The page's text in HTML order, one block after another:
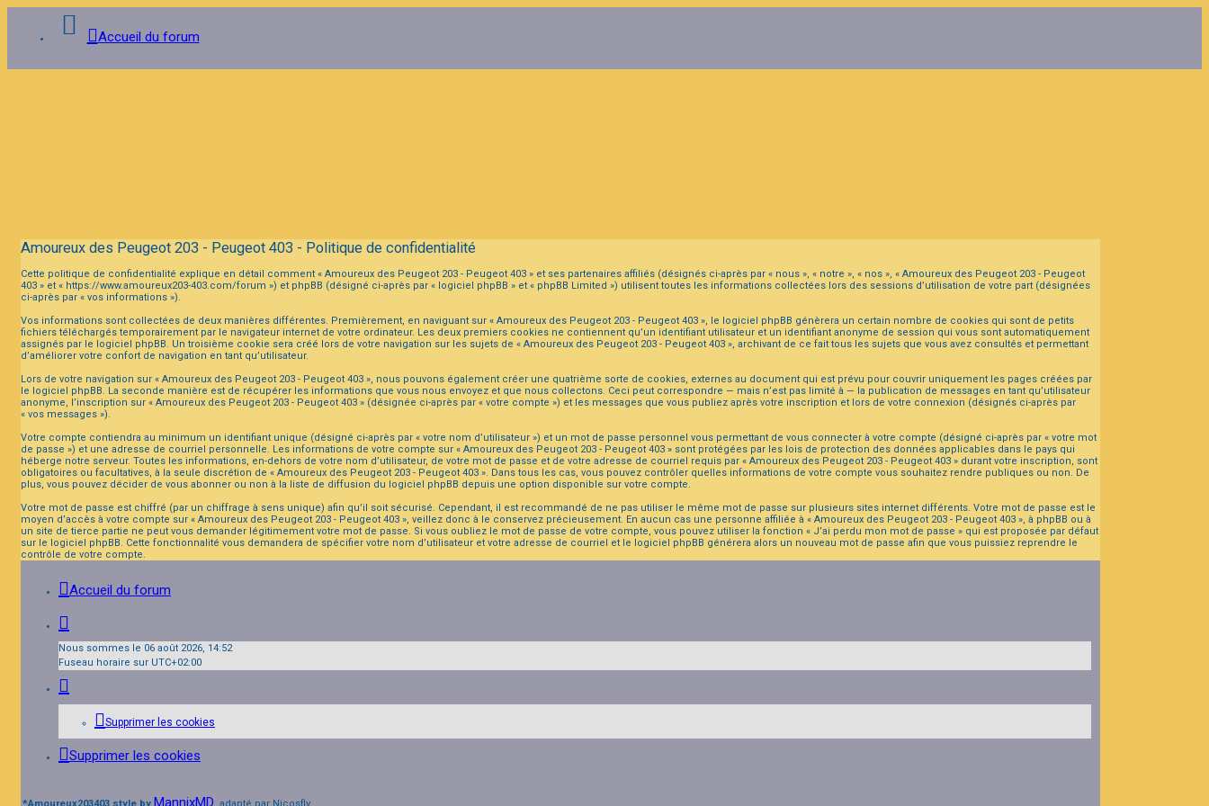
Accueil du forum
Amoureux des Peugeot 203 - Peugeot 403 - Politique de confidentialité
Cette politique de confidentialité explique en détail comment « Amoureux des Peugeot 203 - Peugeot 403 » et ses partenaires affiliés (désignés ci-après par « nous », « notre », « nos », « Amoureux des Peugeot 203 - Peugeot
403 » et « https://www.amoureux203-403.com/forum ») et phpBB (désigné ci-après par « logiciel phpBB » et « phpBB Limited ») utilisent toutes les informations collectées lors des sessions d’utilisation de votre part (désignées
ci-après par « vos informations »).
Vos informations sont collectées de deux manières différentes. Premièrement, en naviguant sur « Amoureux des Peugeot 203 - Peugeot 403 », le logiciel phpBB génèrera un certain nombre de cookies qui sont de petits
fichiers téléchargés temporairement par le navigateur internet de votre ordinateur. Les deux premiers cookies ne contiennent qu’un identifiant utilisateur et un identifiant anonyme de session qui vous sont automatiquement
assignés par le logiciel phpBB. Un troisième cookie sera créé lors de votre navigation sur les sujets de « Amoureux des Peugeot 203 - Peugeot 403 », archivant de ce fait tous les sujets que vous avez consultés et permettant
d’améliorer votre confort de navigation en tant qu’utilisateur.
Lors de votre navigation sur « Amoureux des Peugeot 203 - Peugeot 403 », nous pouvons également créer une quatrième sorte de cookies, externes au document qui est prévu pour couvrir uniquement les pages créées par
le logiciel phpBB. La seconde manière est de récupérer les informations que vous nous envoyez et que nous collectons. Ceci peut correspondre — mais n’est pas limité à — la publication de messages en tant qu’utilisateur
anonyme, l’inscription sur « Amoureux des Peugeot 203 - Peugeot 403 » (désignée ci-après par « votre compte ») et les messages que vous publiez après votre inscription et lors de votre connexion (désignés ci-après par
« vos messages »).
Votre compte contiendra au minimum un identifiant unique (désigné ci-après par « votre nom d’utilisateur ») et un mot de passe personnel vous permettant de vous connecter à votre compte (désigné ci-après par « votre mot
de passe ») et une adresse de courriel personnelle. Les informations de votre compte sur « Amoureux des Peugeot 203 - Peugeot 403 » sont protégées par les lois de protection des données applicables dans le pays qui
héberge notre serveur. Toutes les informations, en-dehors de votre nom d’utilisateur, de votre mot de passe et de votre adresse de courriel requis par « Amoureux des Peugeot 203 - Peugeot 403 » durant votre inscription, sont
obligatoires ou facultatives, à la seule discrétion de « Amoureux des Peugeot 203 - Peugeot 403 ». Dans tous les cas, vous pouvez contrôler quelles informations de votre compte vous souhaitez rendre publiques ou non. De
plus, vous pouvez décider de vous abonner ou non à la liste de diffusion du logiciel phpBB depuis une option disponible sur votre compte.
Votre mot de passe est chiffré (par un chiffrage à sens unique) afin qu’il soit sécurisé. Cependant, il est recommandé de ne pas utiliser le même mot de passe sur plusieurs sites internet différents. Votre mot de passe est le
moyen d’accès à votre compte sur « Amoureux des Peugeot 203 - Peugeot 403 », veillez donc à le conservez précieusement. En aucun cas une personne affiliée à « Amoureux des Peugeot 203 - Peugeot 403 », à phpBB ou à
un site de tierce partie ne peut vous demander légitimement votre mot de passe. Si vous oubliez le mot de passe de votre compte, vous pouvez utiliser la fonction « J’ai perdu mon mot de passe » qui est proposée par défaut
sur le logiciel phpBB. Cette fonctionnalité vous demandera de spécifier votre nom d’utilisateur et votre adresse de courriel et le logiciel phpBB générera alors un nouveau mot de passe afin que vous puissiez reprendre le
contrôle de votre compte.
Accueil du forum
Nous sommes le 06 août 2026, 14:52
Fuseau horaire sur UTC+02:00
Supprimer les cookies
Supprimer les cookies
MannixMD